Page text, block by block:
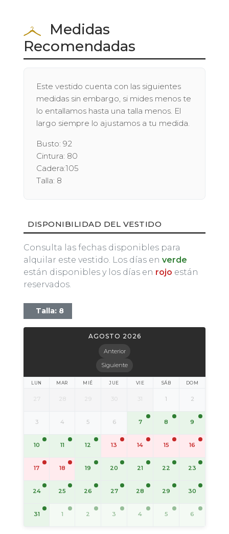
Medidas
Recomendadas
Este vestido cuenta con las siguientes
medidas sin embargo, si mides menos te
lo entallamos hasta una talla menos. El
largo siempre lo ajustamos a tu medida.
Busto: 92
Cintura: 80
Cadera:105
Talla: 8
DISPONIBILIDAD DEL VESTIDO
Consulta las fechas disponibles para
alquilar este vestido. Los días en verde
están disponibles y los días en rojo están
reservados.
Talla: 8
Anterior
AGOSTO 2026
Siguiente
LUN MAR MIÉ JUE VIE SÁB DOM
27 28 29 30 31 1 2
3 4 5 6 7 8 9
10 11 12 13 14 15 16
17 18 19 20 21 22 23
24 25 26 27 28 29 30
31 1 2 3 4 5 6